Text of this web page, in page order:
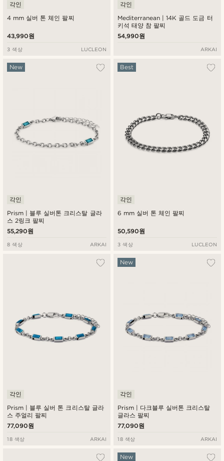
4 mm 실버 톤 체인 팔찌
각인
43,990원
3 색상 LUCLEON
Mediterranean | 14K 골드 도금 터
키석 태양 참 팔찌
각인
54,990원
ARKAI
Prism | 블루 실버톤 크리스탈 글라
스 2링크 팔찌
New
각인
55,290원
8 색상 ARKAI
6 mm 실버 톤 체인 팔찌
Best
각인
50,590원
3 색상 LUCLEON
Prism | 블루 실버 톤 크리스탈 글라
스 주얼리 팔찌
각인
77,090원
18 색상 ARKAI
Prism | 다크블루 실버톤 크리스탈
글라스 팔찌
New
각인
77,090원
18 색상 ARKAI
New